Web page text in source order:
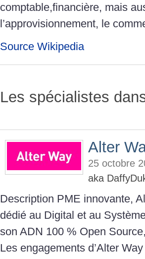
comptable,financière, mais
l’approvisionnement, le
Source Wikipedia
Les spécialistes
Alter
25 octobre
aka
Description PME innovante,
dédié au Digital et au
son ADN 100 % Open
Les engagements d’Alter